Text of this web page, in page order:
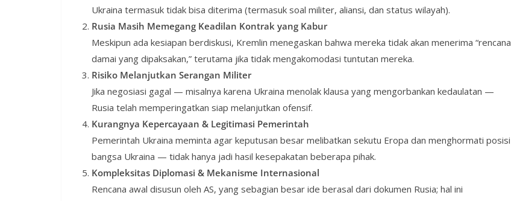
Ukraina termasuk tidak bisa diterima (termasuk soal militer, aliansi, dan status wilayah).
Rusia Masih Memegang Keadilan Kontrak yang Kabur
Meskipun ada kesiapan berdiskusi, Kremlin menegaskan bahwa mereka tidak akan menerima “rencana
damai yang dipaksakan,” terutama jika tidak mengakomodasi tuntutan mereka.
Risiko Melanjutkan Serangan Militer
Jika negosiasi gagal — misalnya karena Ukraina menolak klausa yang mengorbankan kedaulatan —
Rusia telah memperingatkan siap melanjutkan ofensif.
Kurangnya Kepercayaan & Legitimasi Pemerintah
Pemerintah Ukraina meminta agar keputusan besar melibatkan sekutu Eropa dan menghormati posisi
bangsa Ukraina — tidak hanya jadi hasil kesepakatan beberapa pihak.
Kompleksitas Diplomasi & Mekanisme Internasional
Rencana awal disusun oleh AS, yang sebagian besar ide berasal dari dokumen Rusia; hal ini